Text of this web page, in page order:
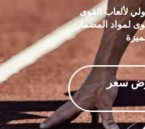
لألعاب القوى
لمواد المضمار
سعر